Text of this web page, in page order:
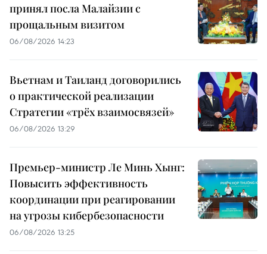
принял посла Малайзии с
прощальным визитом
06/08/2026 14:23
Вьетнам и Таиланд договорились
о практической реализации
Стратегии «трёх взаимосвязей»
06/08/2026 13:29
Премьер-министр Ле Минь Хынг:
Повысить эффективность
координации при реагировании
на угрозы кибербезопасности
06/08/2026 13:25